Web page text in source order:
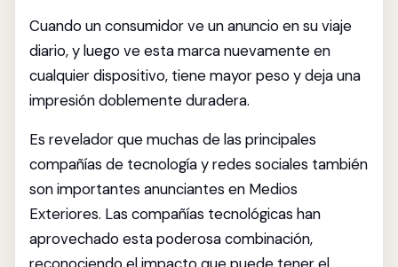
Cuando un consumidor ve un anuncio en su viaje
diario, y luego ve esta marca nuevamente en
cualquier dispositivo, tiene mayor peso y deja una
impresión doblemente duradera.
Es revelador que muchas de las principales
compañías de tecnología y redes sociales también
son importantes anunciantes en Medios
Exteriores. Las compañías tecnológicas han
aprovechado esta poderosa combinación,